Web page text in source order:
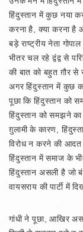
हिंदुस्तान में कुछ नया
करना है, क्या करना
बड़े राष्ट्रीय नेता
भीतर चल रहे द्वंद्व से
की बात को बहुत ग़ौर
अगर हिंदुस्तान में कुछ
पूछा कि हिंदुस्तान को
हिंदुस्तान को समझने
ग़ुलामी के कारण,
विरोध न करने की
हिंदुस्तान में समाज के
हिंदुस्तान असली है जो
वायसराय की पार्टी में
गांधी ने पूछा, आखिर